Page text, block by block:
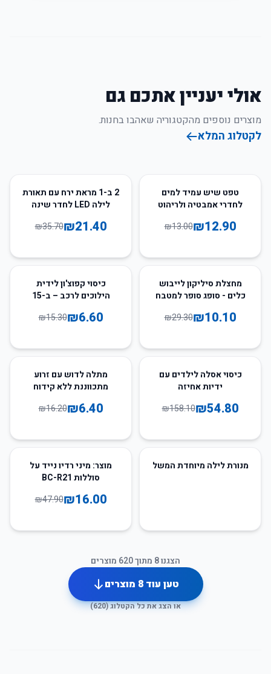
אולי יעניין אתכם גם
מוצרים נוספים מהקטגוריה שאהבו בחנות.
לקטלוג המלא
טפט שיש עמיד למים
לחדרי אמבטיה ולריהוט
₪12.90
₪13.00
40%
2 ב-1 מראת ירח עם תאורת
לילה LED לחדר שינה
₪21.40
₪35.70
66
מחצלת סיליקון לייבוש
כלים - סופג סופר למטבח
₪10.10
₪29.30
כיסוי קפוצ'ון לידית
הילוכים לרכב – ב-15
₪6.60
₪15.30
65
כיסוי אסלה לילדים עם
ידיות אחיזה
₪54.80
₪158.10
מתלה לדוש עם זרוע
מתכווננת ללא קידוח
₪6.40
₪16.20
מנורת לילה מיוחדת המשל 67
מוצר: מיני רדיו נייד על
סוללות BC-R21
₪16.00
₪47.90
הצגנו8 מתוך620 מוצרים
טען עוד8 מוצרים
או הצג את כל הקטלוג (620
)